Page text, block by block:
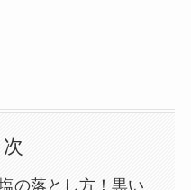
次
の落とし方！黒い